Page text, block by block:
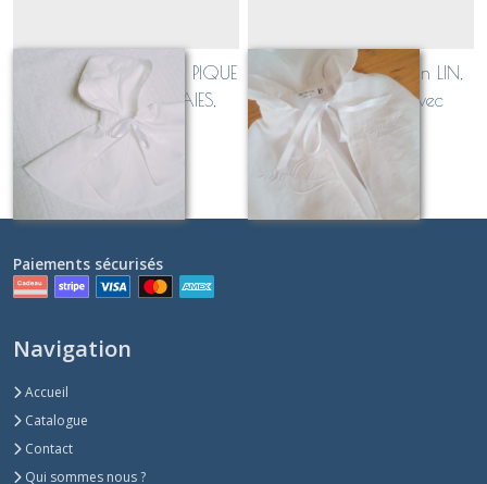
Cape de baptême en PIQUE
DE COTON MILLERAIES,
personnalisable avec
broderie
À partir de
Cape de baptême en LIN,
personnalisable avec
broderie
À partir de
Paiements sécurisés
Navigation
Accueil
Catalogue
Contact
Qui sommes nous ?